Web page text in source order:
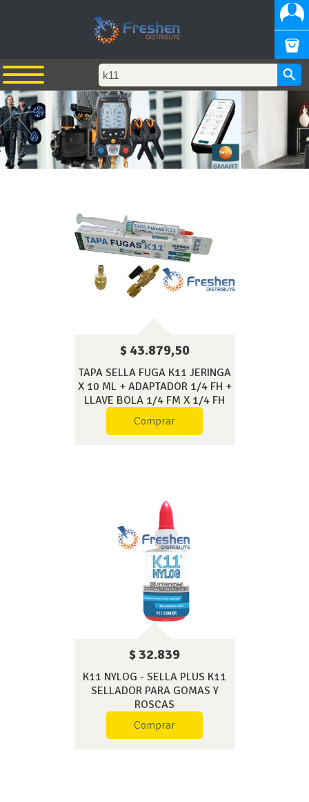
$ 43.879,50
TAPA SELLA FUGA K11 JERINGA
X 10 ML + ADAPTADOR 1/4 FH +
LLAVE BOLA 1/4 FM X 1/4 FH
Comprar
$ 32.839
K11 NYLOG - SELLA PLUS K11
SELLADOR PARA GOMAS Y
ROSCAS
Comprar